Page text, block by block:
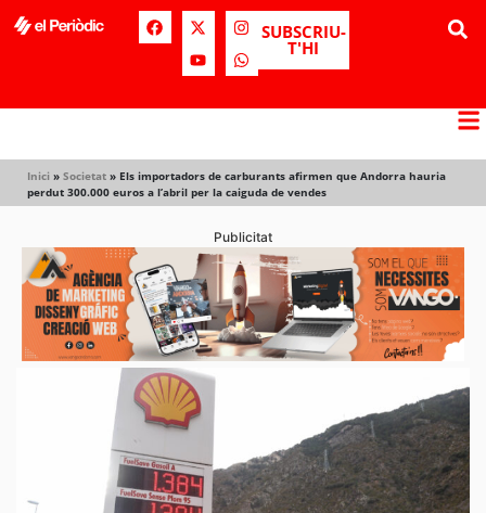
SUBSCRIU-
T'HI
Inici » Societat » Els importadors de carburants afirmen que Andorra hauria
perdut 300.000 euros a l’abril per la caiguda de vendes
Publicitat